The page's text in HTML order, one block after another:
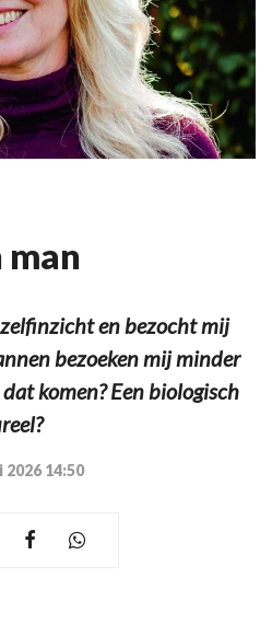
man
en bezocht mij
bezoeken mij minder
komen? Een biologisch
2026 14:50